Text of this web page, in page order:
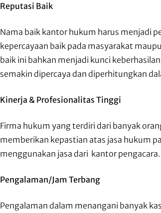
Reputasi Baik
Nama baik kantor hukum harus menjadi
kepercayaan baik pada masyarakat
baik ini bahkan menjadi kunci
semakin dipercaya dan diperhitungkan
Kinerja & Profesionalitas Tinggi
Firma hukum yang terdiri dari banyak
memberikan kepastian atas jasa hukum
menggunakan jasa dari kantor pengacara.
Pengalaman/Jam Terbang
Pengalaman dalam menangani banyak